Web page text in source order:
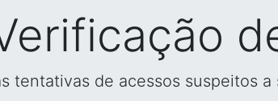
tentativas de acessos suspeitos